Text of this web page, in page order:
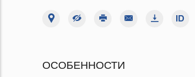
ОСОБЕННОСТИ